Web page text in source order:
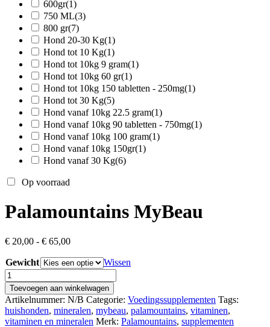
600gr(1)
750 ML(3)
800 gr(7)
Hond 20-30 Kg(1)
Hond tot 10 Kg(1)
Hond tot 10kg 9 gram(1)
Hond tot 10kg 60 gr(1)
Hond tot 10kg 150 tabletten - 250mg(1)
Hond tot 30 Kg(5)
Hond vanaf 10kg 22.5 gram(1)
Hond vanaf 10kg 90 tabletten - 750mg(1)
Hond vanaf 10kg 100 gram(1)
Hond vanaf 10kg 150gr(1)
Hond vanaf 30 Kg(6)
Op voorraad
Palamountains MyBeau
€ 20,00 - € 65,00Prijsklasse:
tot
€ 65,00
Gewicht
Wissen
Palamountains
MyBeau
aantal
Toevoegen aan winkelwagen
Artikelnummer: N/B Categorie: Voedingssupplementen Tags:
huishonden, mineralen, mybeau, palamountains, vitaminen,
vitaminen en mineralen Merk: Palamountains, supplementen